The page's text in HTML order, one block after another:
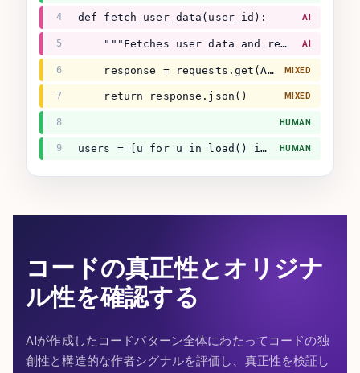
4 def fetch_user_data(user_id): AI
5
    """Fetches user data and returns dict."""
AI
6
    response = requests.get(API + user_id)
MIXED
7
    return response.json()
MIXED
8 HUMAN
9 users = [u for u in load() if u.active] HUMAN
コードの真正性とオリジナ
ル性を確認する
AIが作成したコードパターン全体にわたってコードの独
創性と構造的な作者シグナルを評価し、真正性を検証し